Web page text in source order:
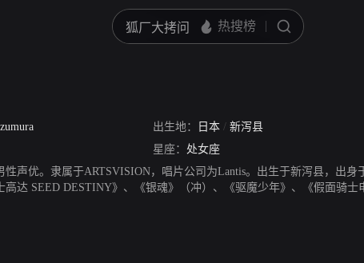
出生地： 日本 / 新泻县
星座： 处女座
性声优。隶属于ARTSVISION，唱片公司为Lantis。出生于新泻县，出
高达 SEED DESTINY》、《银魂》（冲）、《驱魔少年》、《假面骑士
最终幻想VII》等。